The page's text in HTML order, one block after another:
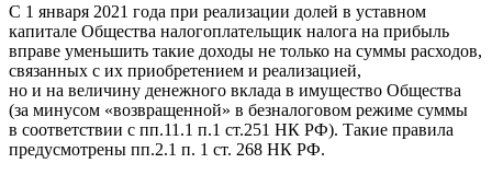
С 1 января 2021 года при реализации долей в уставном
капитале Общества налогоплательщик налога на прибыль
вправе уменьшить такие доходы не только на суммы расходов,
связанных с их приобретением и реализацией,
но и на величину денежного вклада в имущество Общества
(за минусом «возвращенной» в безналоговом режиме суммы
в соответствии с пп.11.1 п.1 ст.251 НК РФ). Такие правила
предусмотрены пп.2.1 п. 1 ст. 268 НК РФ.